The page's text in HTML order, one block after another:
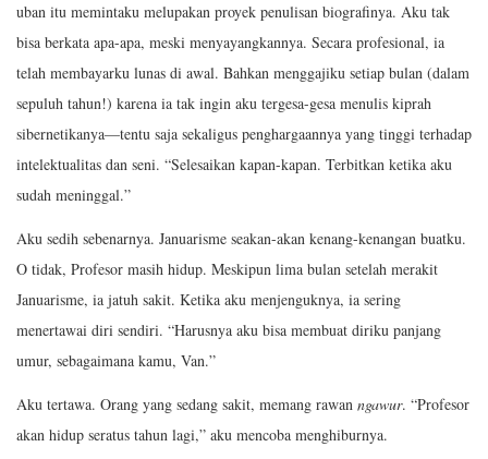
uban itu memintaku melupakan proyek penulisan biografinya. Aku tak
bisa berkata apa-apa, meski menyayangkannya. Secara profesional, ia
telah membayarku lunas di awal. Bahkan menggajiku setiap bulan (dalam
sepuluh tahun!) karena ia tak ingin aku tergesa-gesa menulis kiprah
sibernetikanya—tentu saja sekaligus penghargaannya yang tinggi terhadap
intelektualitas dan seni. “Selesaikan kapan-kapan. Terbitkan ketika aku
sudah meninggal.”
Aku sedih sebenarnya. Januarisme seakan-akan kenang-kenangan buatku.
O tidak, Profesor masih hidup. Meskipun lima bulan setelah merakit
Januarisme, ia jatuh sakit. Ketika aku menjenguknya, ia sering
menertawai diri sendiri. “Harusnya aku bisa membuat diriku panjang
umur, sebagaimana kamu, Van.”
Aku tertawa. Orang yang sedang sakit, memang rawan ngawur. “Profesor
akan hidup seratus tahun lagi,” aku mencoba menghiburnya.